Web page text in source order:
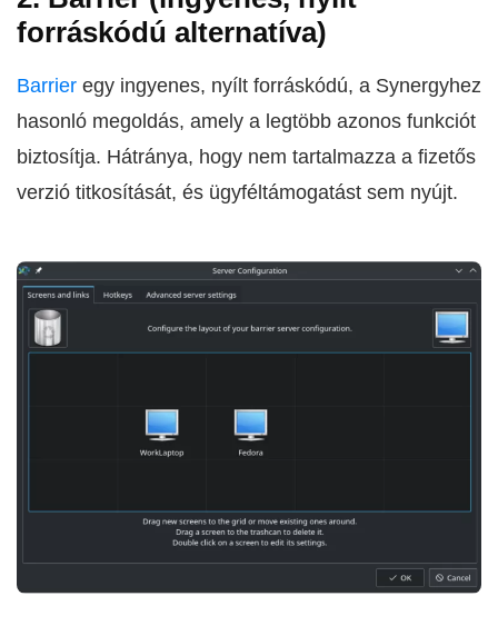
forráskódú alternatíva)
Barrier egy ingyenes, nyílt forráskódú, a Synergyhez
hasonló megoldás, amely a legtöbb azonos funkciót
biztosítja. Hátránya, hogy nem tartalmazza a fizetős
verzió titkosítását, és ügyféltámogatást sem nyújt.